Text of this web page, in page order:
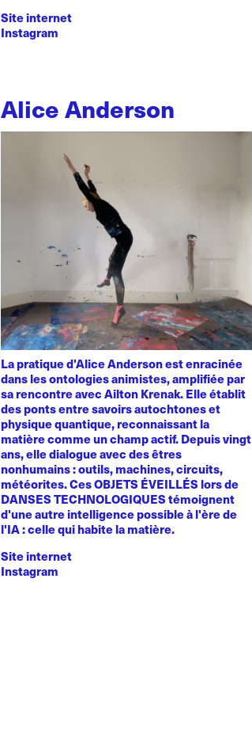
Site internet
Instagram
Alice Anderson
La pratique d'Alice Anderson est enracinée
dans les ontologies animistes, amplifiée par
sa rencontre avec Ailton Krenak. Elle établit
des ponts entre savoirs autochtones et
physique quantique, reconnaissant la
matière comme un champ actif. Depuis vingt
ans, elle dialogue avec des êtres
nonhumains : outils, machines, circuits,
météorites. Ces OBJETS ÉVEILLÉS lors de
DANSES TECHNOLOGIQUES témoignent
d'une autre intelligence possible à l'ère de
l'IA : celle qui habite la matière.
Site internet
Instagram